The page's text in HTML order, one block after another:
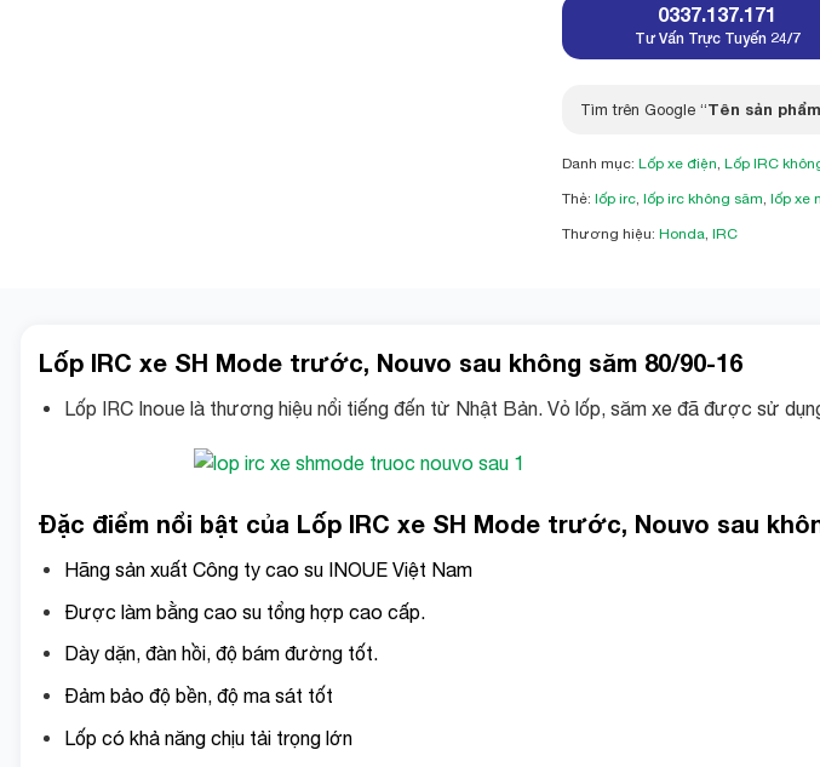
0337.137.171
Tư Vấn Trực Tuyến 24/7
Tìm trên Google “Tên sản phẩm
Danh mục: Lốp xe điện Lốp IRC
Thẻ: lốp irc, lốp irc không săm lốp xe
Thương hiệu: Honda IRC
Lốp IRC xe SH Mode trước, Nouvo sau không săm 80/90-16
Lốp IRC Inoue là thương hiệu nổi tiếng đến từ Nhật Bản. Vỏ lốp, săm xe đã được sử
Đặc điểm nổi bật của Lốp IRC xe SH Mode trước, Nouvo sau
Hãng sản xuất Công ty cao su INOUE Việt Nam
Được làm bằng cao su tổng hợp cao cấp.
Dày dặn, đàn hồi, độ bám đường tốt.
Đảm bảo độ bền, độ ma sát tốt
Lốp có khả năng chịu tải trọng lớn